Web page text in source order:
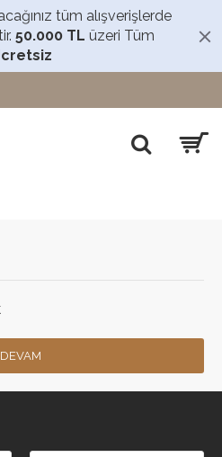
tüm alışverişlerde
50.000 TL üzeri Tüm
DEVAM